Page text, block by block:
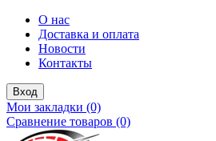
О нас
Доставка и оплата
Новости
Контакты
Вход
Мои закладки (0)
Сравнение товаров (0)